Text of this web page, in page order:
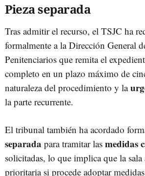
Pieza separada
Tras admitir el recurso, el TSJC ha
formalmente a la Dirección General
Penitenciarios que remita el
completo en un plazo máximo de
naturaleza del procedimiento y la
la parte recurrente.
El tribunal también ha acordado
separada para tramitar las medidas
solicitadas, lo que implica que la sala
prioritaria si procede adoptar